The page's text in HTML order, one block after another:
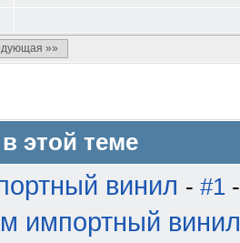
»»
этой теме
винил - #1
импортный винил